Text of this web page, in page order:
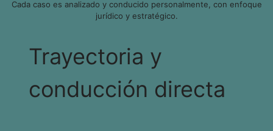
Cada caso es analizado y conducido personalmente, con enfoque
jurídico y estratégico.
Trayectoria y
conducción directa